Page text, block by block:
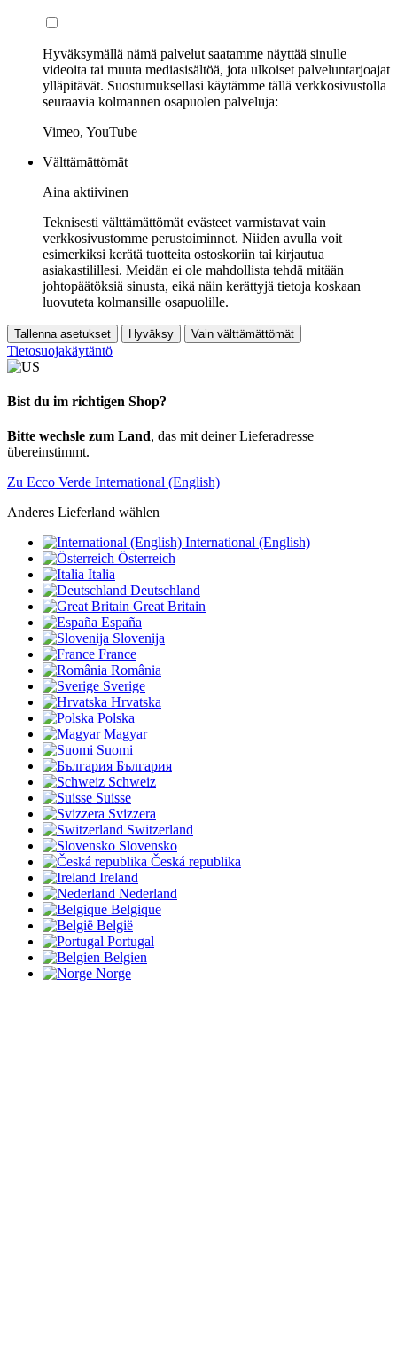
Hyväksymällä nämä palvelut saatamme näyttää sinulle
videoita tai muuta mediasisältöä, jota ulkoiset palveluntarjoajat
ylläpitävät. Suostumuksellasi käytämme tällä verkkosivustolla
seuraavia kolmannen osapuolen palveluja:
Vimeo, YouTube
Välttämättömät
Aina aktiivinen
Teknisesti välttämättömät evästeet varmistavat vain
verkkosivustomme perustoiminnot. Niiden avulla voit
esimerkiksi kerätä tuotteita ostoskoriin tai kirjautua
asiakastilillesi. Meidän ei ole mahdollista tehdä mitään
johtopäätöksiä sinusta, eikä näin kerättyjä tietoja koskaan
luovuteta kolmansille osapuolille.
Tallenna asetukset Hyväksy Vain välttämättömät
Tietosuojakäytäntö
Bist du im richtigen Shop?
Bitte wechsle zum Land, das mit deiner Lieferadresse
übereinstimmt.
Zu Ecco Verde International (English)
Anderes Lieferland wählen
International (English)
Österreich
Italia
Deutschland
Great Britain
España
Slovenija
France
România
Sverige
Hrvatska
Polska
Magyar
Suomi
България
Schweiz
Suisse
Svizzera
Switzerland
Slovensko
Česká republika
Ireland
Nederland
Belgique
België
Portugal
Belgien
Norge